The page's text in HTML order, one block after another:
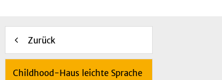
Zurück
Childhood-Haus leichte Sprache